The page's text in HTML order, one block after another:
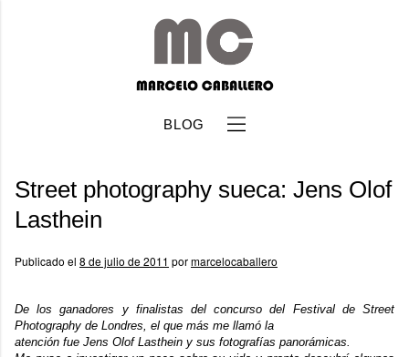
BLOG
Street photography sueca: Jens Olof
Lasthein
Publicado el 8 de julio de 2011 pormarcelocaballero
De los ganadores y finalistas delconcurso del Festival de Street
Photography de Londres, el que más me llamó la
atención fue Jens Olof Lasthein y sus fotografías panorámicas.